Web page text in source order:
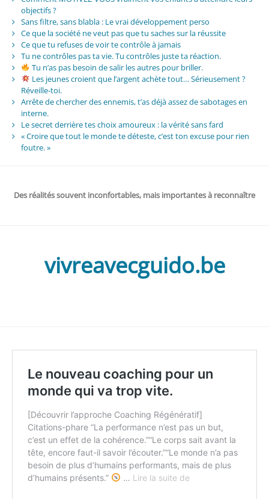
objectifs ?
Sans filtre, sans blabla : Le vrai développement perso
Ce que la société ne veut pas que tu saches sur la réussite
Ce que tu refuses de voir te contrôle à jamais
Tu ne contrôles pas ta vie. Tu contrôles juste ta réaction.
Tu n’as pas besoin de salir les autres pour briller.
Les jeunes croient que l’argent achète tout… Sérieusement ?
Réveille-toi.
Arrête de chercher des ennemis, t’as déjà assez de sabotages en
interne.
Le secret derrière tes choix amoureux : la vérité sans fard
« Croire que tout le monde te déteste, c’est ton excuse pour rien
foutre. »
Des réalités souvent inconfortables, mais importantes à reconnaître
vivreavecguido.be